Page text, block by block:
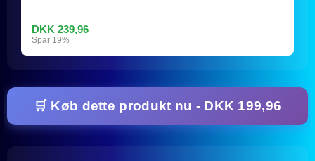
DKK 239,96
Spar 19%
🛒 Køb dette produkt nu - DKK 199,96